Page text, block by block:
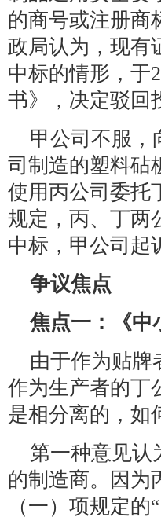
的商号或注册商
政局认为，现有
中标的情形，于
书》，决定驳回
甲公司不服，
司制造的塑料砧
使用丙公司委托
规定，丙、丁两
中标，甲公司起
争议焦点
焦点一：《中
由于作为贴牌
作为生产者的丁
是相分离的，如
第一种意见认
的制造商。因为
（一）项规定